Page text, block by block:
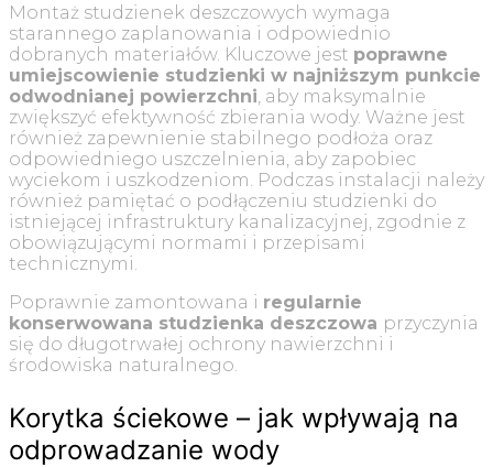
Montaż studzienek deszczowych wymaga
starannego zaplanowania i odpowiednio
dobranych materiałów. Kluczowe jest poprawne
umiejscowienie studzienki w najniższym punkcie
odwodnianej powierzchni , aby maksymalnie
zwiększyć efektywność zbierania wody. Ważne jest
również zapewnienie stabilnego podłoża oraz
odpowiedniego uszczelnienia, aby zapobiec
wyciekom i uszkodzeniom. Podczas instalacji należy
również pamiętać o podłączeniu studzienki do
istniejącej infrastruktury kanalizacyjnej, zgodnie z
obowiązującymi normami i przepisami
technicznymi.
Poprawnie zamontowana i regularnie
konserwowana studzienka deszczowa przyczynia
się do długotrwałej ochrony nawierzchni i
środowiska naturalnego.
Korytka ściekowe – jak wpływają na
odprowadzanie wody